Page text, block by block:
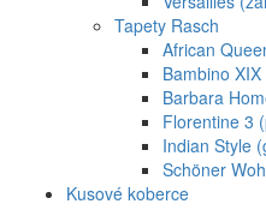
Tapety Rasch
African
Bambino
Barbara
Florentine 3
Indian Style
Schöner
Kusové koberce